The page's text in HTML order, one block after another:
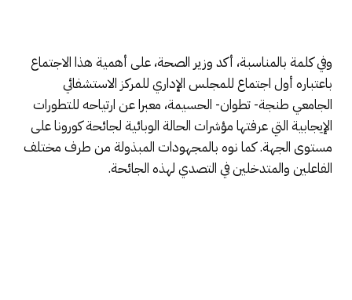
وفي كلمة بالمناسبة، أكد وزير الصحة، على أهمية هذا الاجتماع
باعتباره أول اجتماع للمجلس الإداري للمركز الاستشفائي
الجامعي طنجة- تطوان- الحسيمة، معبرا عن ارتياحه للتطورات
الإيجابية التي عرفتها مؤشرات الحالة الوبائية لجائحة كورونا على
مستوى الجهة. كما نوه بالمجهودات المبذولة من طرف مختلف
الفاعلين والمتدخلين في التصدي لهذه الجائحة.